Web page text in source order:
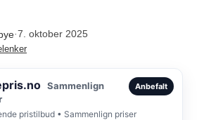
·7. oktober 2025
Anbefalt
Sammenlign
pristilbud • Sammenlign priser